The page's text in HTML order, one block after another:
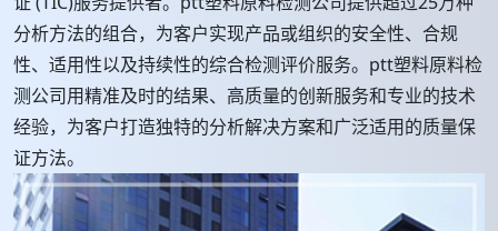
分析方法的组合，为客户实现产品或组织的安全性、合规
性、适用性以及持续性的综合检测评价服务。ptt塑料原料检
测公司用精准及时的结果、高质量的创新服务和专业的技术
经验，为客户打造独特的分析解决方案和广泛适用的质量保
证方法。